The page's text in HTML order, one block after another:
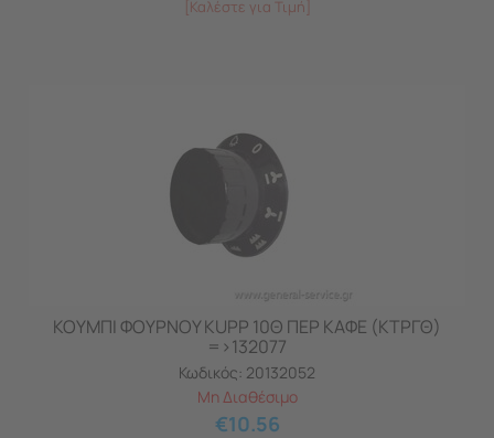
[Καλέστε για Τιμή]
ΚΟΥΜΠΙ ΦΟΥΡΝΟΥ KUPP 10Θ ΠΕΡ ΚΑΦE (ΚΤΡΓΘ)
=>132077
Κωδικός: 20132052
Μη Διαθέσιμο
€10.56